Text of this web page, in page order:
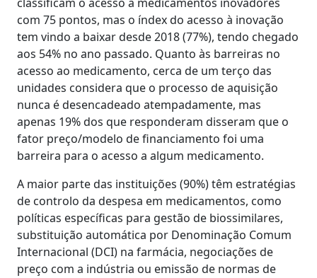
com 75 pontos, mas o índex do acesso à inovação
tem vindo a baixar desde 2018 (77%), tendo chegado
aos 54% no ano passado. Quanto às barreiras no
acesso ao medicamento, cerca de um terço das
unidades considera que o processo de aquisição
nunca é desencadeado atempadamente, mas
apenas 19% dos que responderam disseram que o
fator preço/modelo de financiamento foi uma
barreira para o acesso a algum medicamento.
A maior parte das instituições (90%) têm estratégias
de controlo da despesa em medicamentos, como
políticas específicas para gestão de biossimilares,
substituição automática por Denominação Comum
Internacional (DCI) na farmácia, negociações de
preço com a indústria ou emissão de normas de